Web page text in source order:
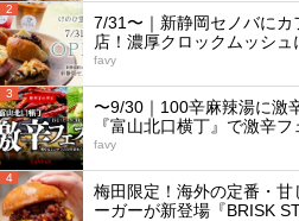
2
7/31〜｜新静岡セノバにカ
店！濃厚クロックムッシュ
favy
3
〜9/30｜100辛麻辣湯に激
『富山北口横丁』で激辛
favy
4
梅田限定！海外の定番・
ーガーが新登場『BRISK